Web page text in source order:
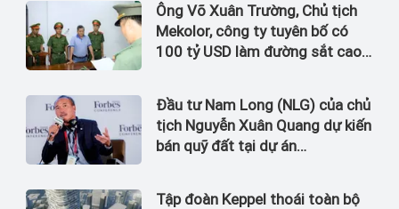
Ông Võ Xuân Trường, Chủ tịch
Mekolor, công ty tuyên bố có
100 tỷ USD làm đường sắt cao
Đầu tư Nam Long (NLG) của chủ
tịch Nguyễn Xuân Quang dự kiến
bán quỹ đất tại dự án
Tập đoàn Keppel thoái toàn bộ